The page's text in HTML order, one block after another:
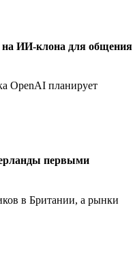
на ИИ-клона для общения
OpenAI планирует
первыми
в Британии, а рынки